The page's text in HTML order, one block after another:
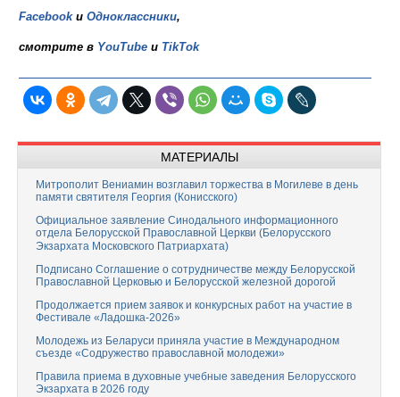
Facebookи Одноклассники,
смотрите в YouTube и TikTok
МАТЕРИАЛЫ
Митрополит Вениамин возглавил торжества в Могилеве в день
памяти святителя Георгия (Конисского)
Официальное заявление Синодального информационного
отдела Белорусской Православной Церкви (Белорусского
Экзархата Московского Патриархата)
Подписано Соглашение о сотрудничестве между Белорусской
Православной Церковью и Белорусской железной дорогой
Продолжается прием заявок и конкурсных работ на участие в
Фестивале «Ладошка-2026»
Молодежь из Беларуси приняла участие в Международном
съезде «Содружество православной молодежи»
Правила приема в духовные учебные заведения Белорусского
Экзархата в 2026 году